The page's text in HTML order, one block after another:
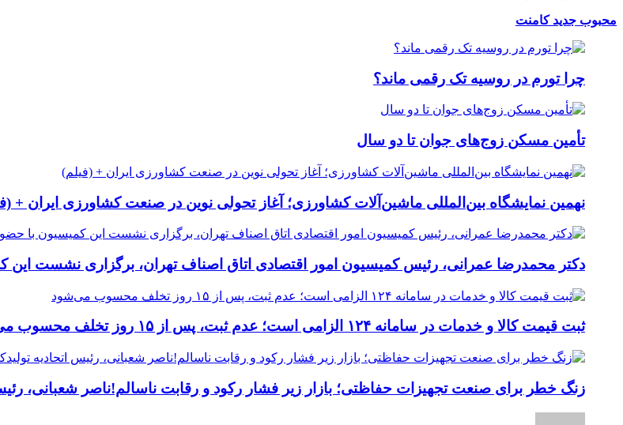
محبوب جدیدکامنت
چرا تورم در روسیه تک رقمی ماند؟
تأمین مسکن زوج‌های جوان تا دو سال
نهمین نمایشگاه بین‌المللی ماشین‌آلات کشاورزی؛ آغاز تحولی نوین در صنعت کشاورزی ایران +
دکتر محمدرضا عمرانی، رئیس کمیسیون امور اقتصادی اتاق اصناف تهران، برگزاری نشست این
ثبت قیمت کالا و خدمات در سامانه ۱۲۴ الزامی است؛ عدم ثبت، پس از ۱۵ روز تخلف محسوب می‌شود
زنگ خطر برای صنعت تجهیزات حفاظتی؛ بازار زیر فشار رکود و رقابت ناسالم!ناصر شعبانی، رئیس